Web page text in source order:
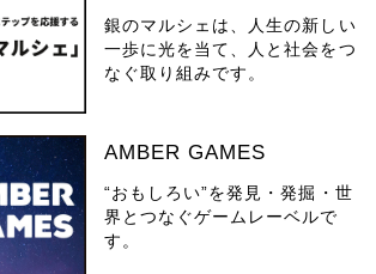
銀のマルシェは、人生の新しい
一歩に光を当て、人と社会をつ
なぐ取り組みです。
AMBER GAMES
“おもしろい”を発見・発掘・世
界とつなぐゲームレーベルで
す。